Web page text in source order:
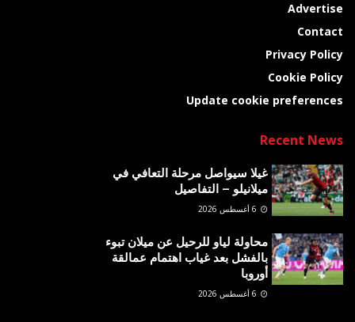
Advertise
Contact
Privacy Policy
Cookie Policy
Update cookie preferences
Recent News
غيلا سيواصل مرحلة التعافي في
ميلانيلو – التفاصيل
محاولة لياو للرحيل عن ميلان تبوء
بالفشل بعد غياب اهتمام عمالقة
أوروبا